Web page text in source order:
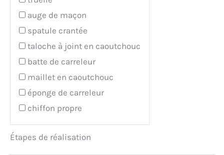
auge de maçon
spatule crantée
taloche à joint en caoutchouc
batte de carreleur
maillet en caoutchouc
éponge de carreleur
chiffon propre
Étapes de réalisation